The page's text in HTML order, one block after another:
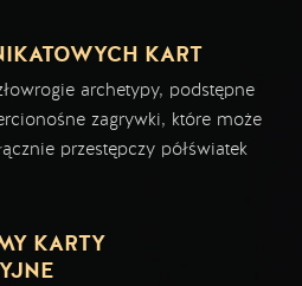
KART
archetypy, podstępne
zagrywki, które może
przestępczy półświatek
KARTY